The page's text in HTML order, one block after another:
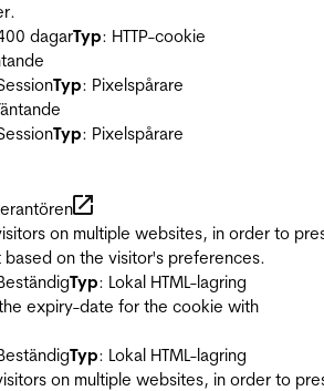
dagarTyp: HTTP-cookie
Typ: Pixelspårare
Typ: Pixelspårare
on multiple websites, in order to
on the visitor's preferences.
Typ: Lokal HTML-lagring
expiry-date for the cookie with
Typ: Lokal HTML-lagring
on multiple websites, in order to